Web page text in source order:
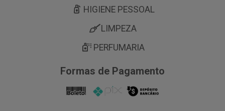
HIGIENE PESSOAL
LIMPEZA
PERFUMARIA
Formas de Pagamento